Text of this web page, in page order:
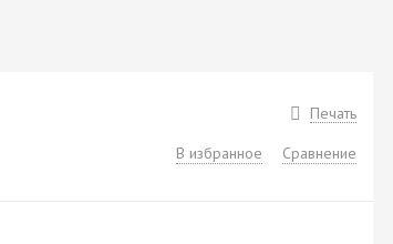
Печать
В избранное Сравнение